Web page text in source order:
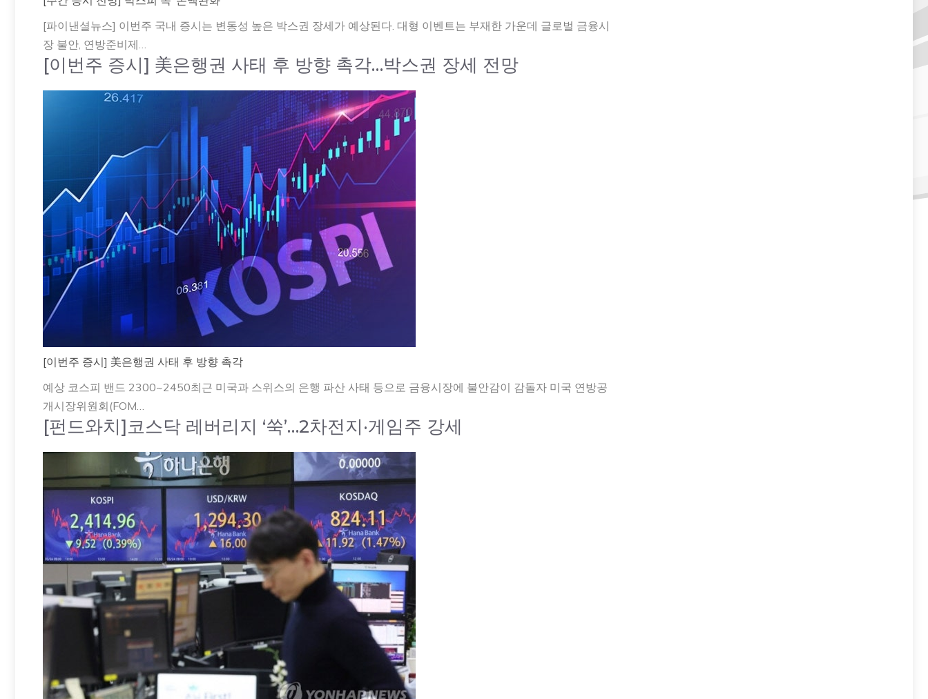
[파이낸셜뉴스] 이번주 국내 증시는 변동성 높은 박스권 장세가 예상된다. 대형 이벤트는 부재한 가운데 글로벌 금융시
장 불안, 연방준비제…
[이번주 증시] 美은행권 사태 후 방향 촉각…박스권 장세 전망
[이번주 증시] 美은행권 사태 후 방향 촉각
예상 코스피 밴드 2300~2450최근 미국과 스위스의 은행 파산 사태 등으로 금융시장에 불안감이 감돌자 미국 연방공
개시장위원회(FOM…
[펀드와치]코스닥 레버리지 ‘쑥’…2차전지·게임주 강세